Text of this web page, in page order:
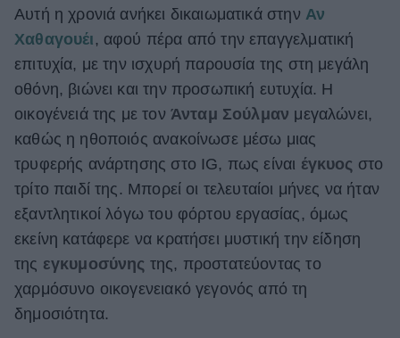
Χωρίς Ταμπέλες
Women's Forum
Hautes Grecians
Γάμος
Αυτή η χρονιά ανήκει δικαιωματικά στην Αν
Χαθαγουέι , αφού πέρα από την επαγγελματική
επιτυχία, με την ισχυρή παρουσία της στη μεγάλη
οθόνη, βιώνει και την προσωπική ευτυχία. Η
οικογένειά της με τον Άνταμ Σούλμαν μεγαλώνει,
καθώς η ηθοποιός ανακοίνωσε μέσω μιας
τρυφερής ανάρτησης στο IG, πως είναι έγκυος στο
τρίτο παιδί της. Μπορεί οι τελευταίοι μήνες να ήταν
εξαντλητικοί λόγω του φόρτου εργασίας, όμως
εκείνη κατάφερε να κρατήσει μυστική την είδηση
της εγκυμοσύνης της, προστατεύοντας το
χαρμόσυνο οικογενειακό γεγονός από τη
δημοσιότητα.